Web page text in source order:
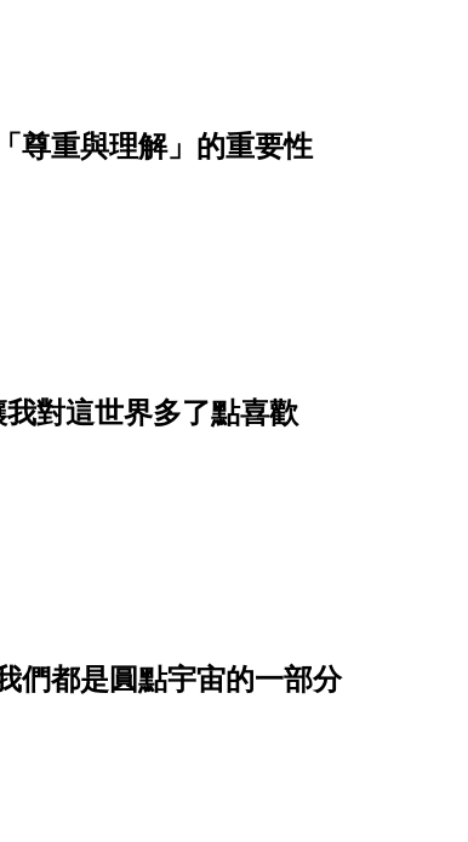
尊重與理解」的重要性
我對這世界多了點喜歡
們都是圓點宇宙的一部分